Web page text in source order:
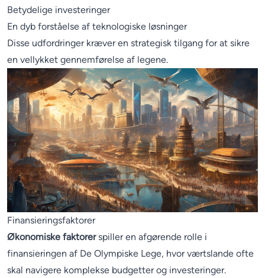
Betydelige investeringer
En dyb forståelse af teknologiske løsninger
Disse udfordringer kræver en strategisk tilgang for at sikre
en vellykket gennemførelse af legene.
Finansieringsfaktorer
Økonomiske faktorerspiller en afgørende rolle i
finansieringen af De Olympiske Lege, hvor værtslande ofte
skal navigere komplekse budgetter og investeringer.